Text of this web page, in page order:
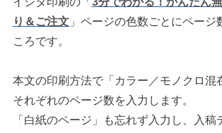
り＆ご注文」ページの色数ごとにページ
ころです。
本文の印刷方法で「カラー／モノクロ混
それぞれのページ数を入力します。
「白紙のページ」も忘れず入力し、入稿